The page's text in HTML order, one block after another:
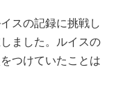
スの記録に挑戦し
ました。ルイスの
つけていたことは